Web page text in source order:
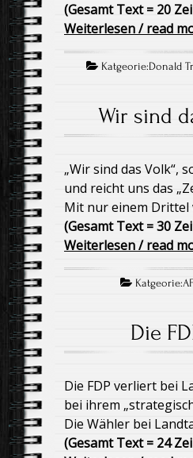
(Gesamt Text = 20
Weiterlesen / read
Katgeorie:Donald
Wir sind
„Wir sind das Volk“,
und reicht uns das
Mit nur einem Drittel
(Gesamt Text = 30
Weiterlesen / read
Katgeorie:
Die
Die FDP verliert bei
bei ihrem
Die Wähler bei
(Gesamt Text = 24